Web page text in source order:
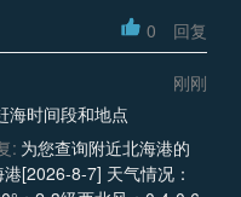
0 回复
刚刚
海时间段和地点
: 为您查询附近北海港的
[2026-8-7] 天气情况：